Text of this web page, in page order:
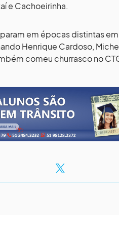
e Cachoeirinha.
em épocas distintas
Henrique Cardoso,
comeu churrasco no